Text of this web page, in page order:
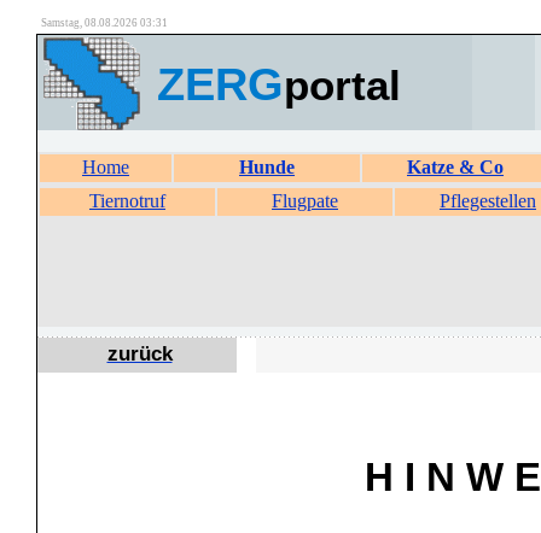
Samstag, 08.08.2026 03:31
ZERGportal
Home Hunde
Katze & Co
Tiernotruf
Flugpate Pflegestellen
zurück
H I N W